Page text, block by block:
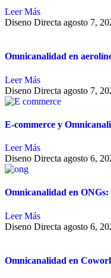
Leer Más
Diseno Directa agosto 7,
Omnicanalidad en
Leer Más
Diseno Directa agosto 7,
E-commerce y
Leer Más
Diseno Directa agosto 6,
Omnicanalidad en
Leer Más
Diseno Directa agosto 6,
Omnicanalidad en